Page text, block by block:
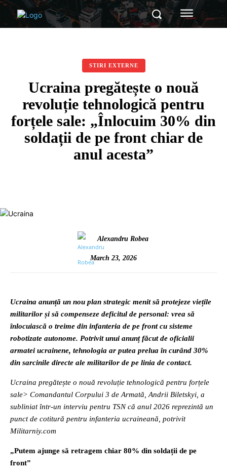
STIRI EXTERNE
Ucraina pregătește o nouă
revoluție tehnologică pentru
forțele sale: „Înlocuim 30% din
soldații de pe front chiar de
anul acesta”
Alexandru Robea
March 23, 2026
Ucraina anunță un nou plan strategic menit să protejeze viețile
militarilor și să compenseze deficitul de personal: vrea să
înlocuiască o treime din infanteria de pe front cu sisteme
robotizate autonome. Potrivit unui anunț făcut de oficialii
armatei ucrainene, tehnologia ar putea prelua în curând 30%
din sarcinile directe ale militarilor de pe linia de contact.
Ucraina pregătește o nouă revoluție tehnologică pentru forțele
sale> Comandantul Corpului 3 de Armată, Andrii Biletskyi, a
subliniat într-un interviu pentru TSN că anul 2026 reprezintă un
punct de cotitură pentru infanteria ucraineană, potrivit
Militarniy.com
„Putem ajunge să retragem chiar 80% din soldații de pe
front”